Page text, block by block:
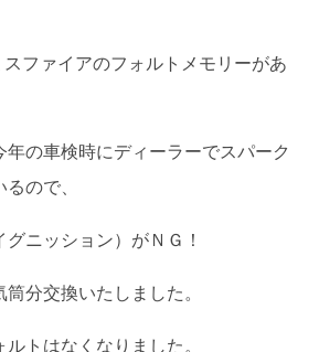
スファイアのフォルトメモリーがあ
年の車検時にディーラーでスパーク
ので、
ニッション）がＮＧ！
分交換いたしました。
トはなくなりました。